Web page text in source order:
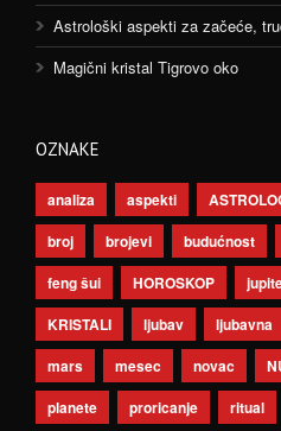
Astrološki aspekti za začeće,
Magični kristal Tigrovo oko
OZNAKE
analiza aspekti
broj
brojevi budućnost
feng šui
HOROSKOP
KRISTALI
ljubav ljubavna
mars
mesec novac
planete
proricanje ritual